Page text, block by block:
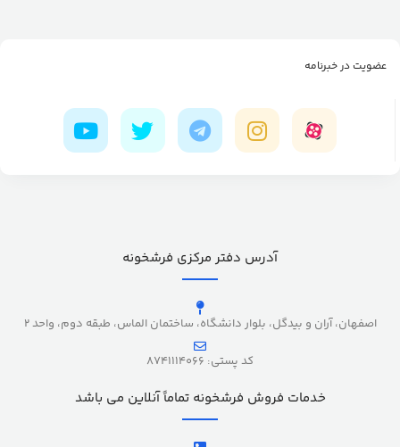
عضویت در خبرنامه
آدرس دفتر مرکزی فرشخونه
اصفهان، آران و بیدگل، بلوار دانشگاه، ساختمان الماس، طبقه دوم، واحد 2
کد پستی: 8741114066
خدمات فروش فرشخونه تماماً آنلاین می باشد